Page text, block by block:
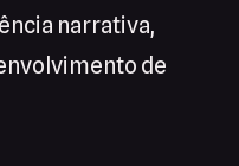
narrativa,
de